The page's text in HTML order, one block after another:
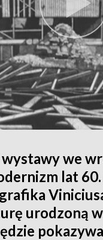
we
lat
urodzoną